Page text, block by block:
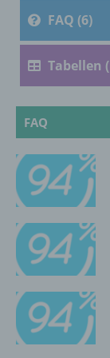
FAQ (6)
Tabellen
FAQ
Daten
die
d)